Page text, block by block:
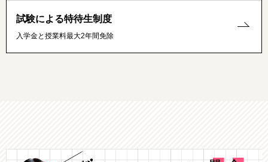
試験による特待生制度
入学金と授業料最大2年間免除